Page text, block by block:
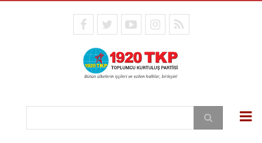
facebooktwitteryoutubeinstagram
RSS
Ara